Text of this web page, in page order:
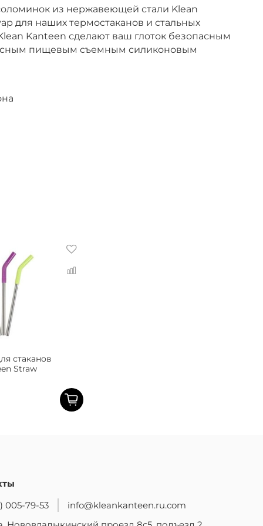
из нержавеющей стали Klean
для наших термостаканов и стальных
Kanteen сделают ваш глоток безопасным
пищевым съемным силиконовым
стаканов
Straw
005-79-53
info@kleankanteen.ru.com